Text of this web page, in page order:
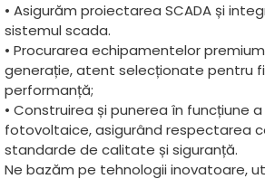
• Asigurăm proiectarea SCADA și
sistemul scada.
• Procurarea echipamentelor
generație, atent selecționate pentru
performanță;
• Construirea și punerea în funcțiune
fotovoltaice, asigurând respectarea
standarde de calitate și siguranță.
Ne bazăm pe tehnologii inovatoare,